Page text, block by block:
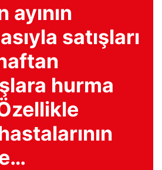
ayının
satışları
hurma